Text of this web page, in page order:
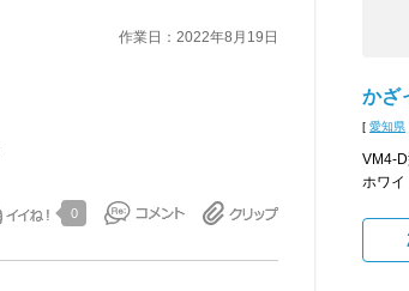
作業日：2022年8月19日
0
かざ
[ 愛知県
VM4-
ホワイ